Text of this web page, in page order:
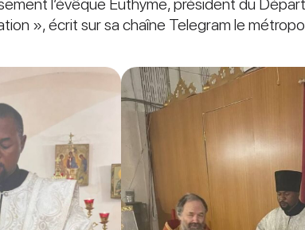
», écrit sur sa chaîne Telegram le